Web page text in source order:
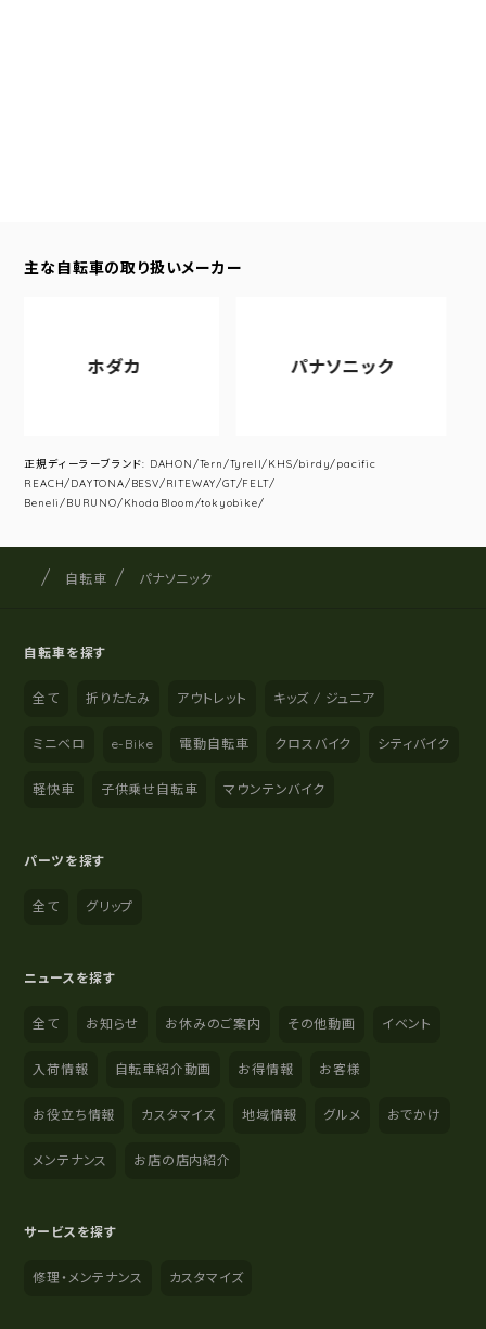
主な自転車の取り扱いメーカー
パナソニック
正規ディーラーブランド: DAHON/Tern/Tyrell/KHS/birdy/pacific
REACH/DAYTONA/BESV/RITEWAY/GT/FELT/
Beneli/BURUNO/KhodaBloom/tokyobike/
サイト内の現在地
サイクルショップナカゴヤ
自転車 パナソニック
自転車を探す
全て 折りたたみ アウトレット キッズ / ジュニア
ミニベロ e-Bike 電動自転車 クロスバイク シティバイク
軽快車 子供乗せ自転車 マウンテンバイク
パーツを探す
全て グリップ
ニュースを探す
全て お知らせ お休みのご案内 その他動画 イベント
入荷情報 自転車紹介動画 お得情報 お客様
お役立ち情報 カスタマイズ 地域情報 グルメ おでかけ
メンテナンス お店の店内紹介
サービスを探す
修理・メンテナンス カスタマイズ